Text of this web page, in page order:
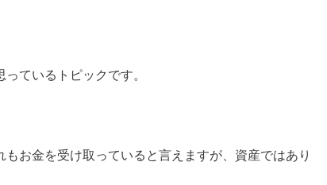
ているトピックです。
お金を受け取っていると言えますが、資産ではあり